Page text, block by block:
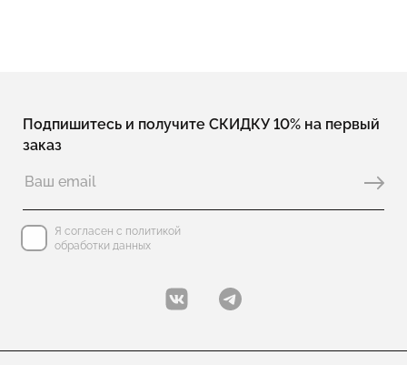
Подпишитесь и получите СКИДКУ 10% на первый
заказ
Я согласен с политикой
обработки данных